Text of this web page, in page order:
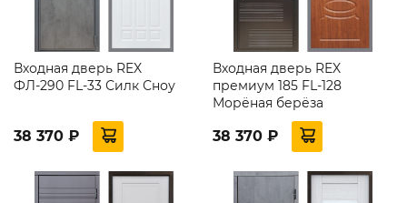
Входная дверь REX
ФЛ-290 FL-33 Силк Сноу
38 370 ₽
Входная дверь REX
премиум 185 FL-128
Морёная берёза
38 370 ₽